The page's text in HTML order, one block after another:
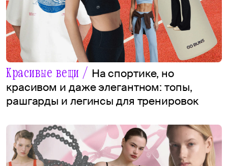
Красивые вещи / На спортике, но
красивом и даже элегантном: топы,
рашгарды и легинсы для тренировок